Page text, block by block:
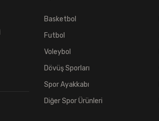
Basketbol
Futbol
Voleybol
Dövüş Sporları
Spor Ayakkabı
Diğer Spor Ürünleri